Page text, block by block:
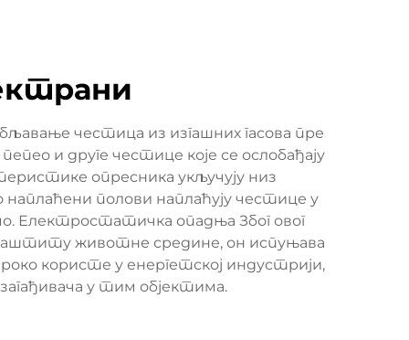
честица из изгашних гасова пре
и друге честице које се ослобађају
опресника укључују низ
полови наплаћују честице у
Електростатичка опадња Због овог
заштиту животне средине, он испуњава
користе у енергетској индустрији,
у тим објектима.